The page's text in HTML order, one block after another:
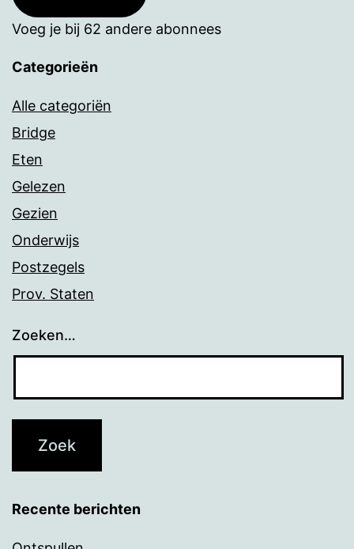
Voeg je bij 62 andere abonnees
Categorieën
Alle categoriën
Bridge
Eten
Gelezen
Gezien
Onderwijs
Postzegels
Prov. Staten
Zoeken…
Recente berichten